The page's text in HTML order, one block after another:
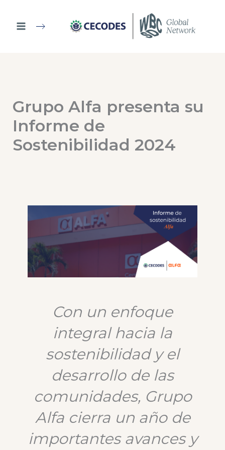
contenido
Grupo Alfa presenta su
Informe de
Sostenibilidad 2024
Con un enfoque
integral hacia la
sostenibilidad y el
desarrollo de las
comunidades, Grupo
Alfa cierra un año de
importantes avances y